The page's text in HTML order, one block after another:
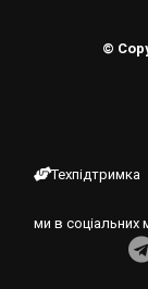
©
Техпідтримка
ми в соціальних